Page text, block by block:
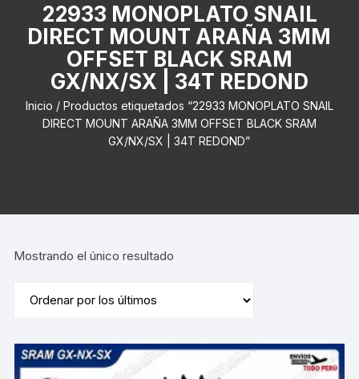
22933 MONOPLATO SNAIL
DIRECT MOUNT ARAÑA 3MM
OFFSET BLACK SRAM
GX/NX/SX | 34T REDOND
Inicio / Productos etiquetados “22933 MONOPLATO SNAIL
DIRECT MOUNT ARAÑA 3MM OFFSET BLACK SRAM
GX/NX/SX | 34T REDOND”
Mostrando el único resultado